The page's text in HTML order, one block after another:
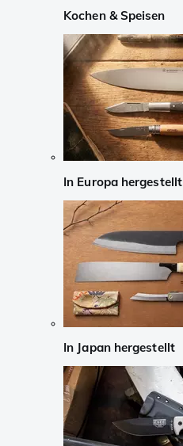
Kochen & Speisen
In Europa hergestellt
In Japan hergestellt